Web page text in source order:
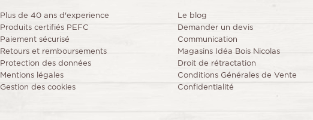
Plus de 40 ans d'experience
Produits certifiés PEFC
Paiement sécurisé
Retours et remboursements
Protection des données
Mentions légales
Gestion des cookies
Le blog
Demander un devis
Communication
Magasins Idéa Bois Nicolas
Droit de rétractation
Conditions Générales de Vente
Confidentialité